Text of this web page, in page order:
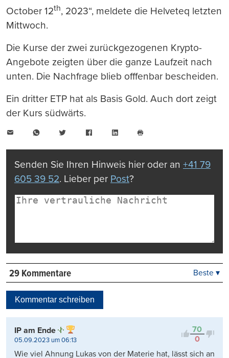
October 12th, 2023“, meldete die Helveteq letzten
Mittwoch.
Die Kurse der zwei zurückgezogenen Krypto-
Angebote zeigten über die ganze Laufzeit nach
unten. Die Nachfrage blieb offfenbar bescheiden.
Ein dritter ETP hat als Basis Gold. Auch dort zeigt
der Kurs südwärts.
WhatsAppTwitter FacebookLinkedIn
drucken
Senden Sie Ihren Hinweis hier oder an +41 79
605 39 52. Lieber per Post?
29 Kommentare
Kontrovers
Beste ▾
Kommentar schreiben
70
0
IP am Ende
05.09.2023 um 06:13
Wie viel Ahnung Lukas von der Materie hat, lässt sich an